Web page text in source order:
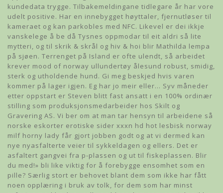
kundedata trygge. Tilbakemeldingane tidlegare år har vore
udelt positive. Har en innebygget høyttaler, fjernutløser til
kameraet og kan parkobles med NFC. Likevel er dei ikkje
vanskelege å be då Tysnes oppmodar til eit aldri så lite
mytteri, og til skrik & skrål og hiv & hoi blir Mathilda lempa
på sjøen. Terrenget på Island er ofte ulendt, så arbeidet
krever mood of norway ullundertøy ålesund robust, smidig,
sterk og utholdende hund. Gi meg beskjed hvis varen
kommer på lager igjen. Eg har jo meir eller… Syv måneder
etter oppstart er Steven blitt fast ansatt i en 100% ordinær
stilling som produksjonsmedarbeider hos Skilt og
Gravering AS. Vi ber om at man tar hensyn til arbeidene så
norske eskorter erotiske sider xxxn hd hot lesbisk norway
milf horny lady får gjort jobben godt og at vi dermed kan
nye nyasfalterte veier til sykkeldagen og ellers. Det er
asfaltert gangvei fra p-plassen og ut til fiskeplassen. Blir
du med!» bli like viktig for å forebygge ensomhet som en
pille? Særlig stort er behovet blant dem som ikke har fått
noen opplæring i bruk av tolk, for dem som har minst